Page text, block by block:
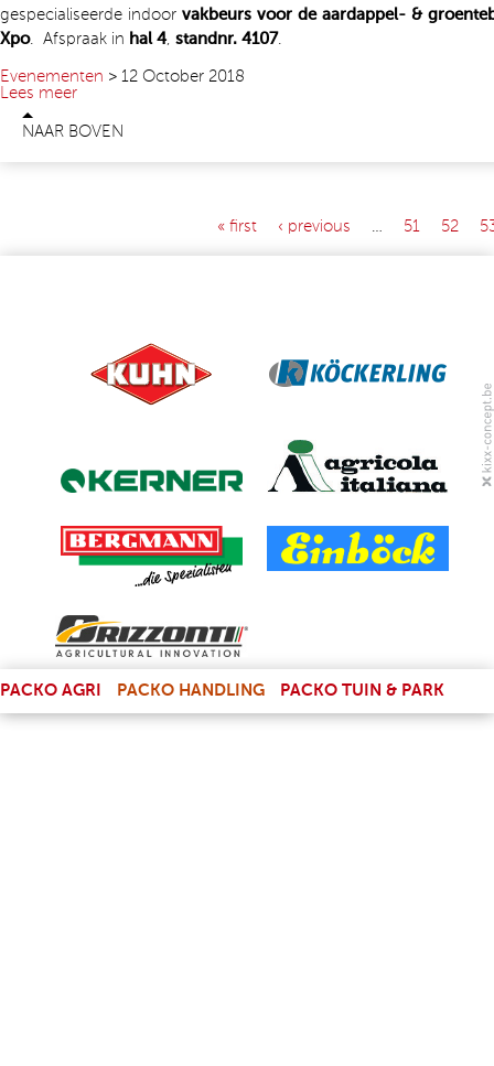
gespecialiseerde indoor vakbeurs voor de aardappel- &
Xpo. Afspraak in hal 4, standnr. 4107.
Evenementen > 12 October 2018
Lees meer
NAAR BOVEN
« first ‹ previous 51 52
PACKO AGRI PACKO HANDLING PACKO TUIN & PARK